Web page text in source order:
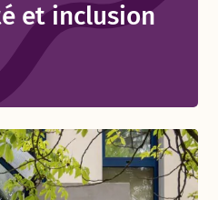
et inclusion